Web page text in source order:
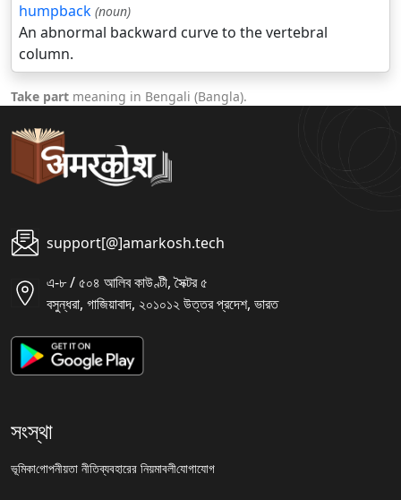
humpback (noun)
An abnormal backward curve to the vertebral
column.
Take part meaning in Bengali (Bangla).
support[@]amarkosh.tech
এ-৮ / ৫০৪ আলিব কাউণ্টী, সৈক্টর ৫
বসুন্ধরা, গাজিয়াবাদ, ২০১০১২ উত্তর প্রদেশ, ভারত
সংস্থা
ভূমিকাগোপনীয়তা নীতিব্যবহারের নিয়মাবলীযোগাযোগ